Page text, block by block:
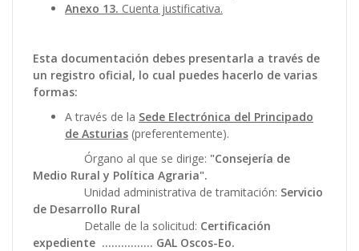
Anexo 13. Cuenta justificativa.
Esta documentación debes presentarla a través de
un registro oficial, lo cual puedes hacerlo de varias
formas:
A través de la Sede Electrónica del Principado
de Asturias (preferentemente).
Órgano al que se dirige: "Consejería de
Medio Rural y Política Agraria".
Unidad administrativa de tramitación: Servicio
de Desarrollo Rural
Detalle de la solicitud: Certificación
expediente ................ GAL Oscos-Eo.